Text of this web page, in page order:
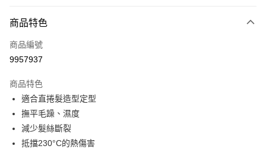
台灣樂天信用卡公司
玉山商業銀行
台灣樂天信用卡公司
相關說明
【大哥付你分期使用說明】
2.付款方式選擇「大哥付你分期」，訂單成立後會自動跳轉到大哥付的交易
流程，驗證手機門號後，選擇欲分期的期數、繳款截止日，確認付款後即完
成交易。
3.實際核准額度、可分期數及費用金額請依後續交易確認頁面所載為準。
4.訂單成立30分鐘內，如未前往確認交易或遇審核未通過，訂單將自動取
法說明評估內容。
運送方式
全家取貨付款
每筆NT$65，滿NT$1,699(含以上)免運費
商品特色
商品編號
9957937
商品特色
適合直捲髮造型定型
撫平毛躁、濕度
減少髮絲斷裂
抵擋230°C的熱傷害